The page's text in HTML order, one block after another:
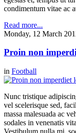
condimentum vitae ac
Read more...
Monday, 12 March
Proin non
in Football
Nunc tristique
vel scelerisque sed,
massa malesuada ac
sodales in venenatis
Vestibulum nulla mi,